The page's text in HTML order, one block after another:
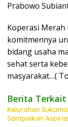
Prabowo
Koperasi Merah
komitmennya
bidang usaha
sehat serta
masyarakat…(
Berita Terkait
Kelurahan
Sampaikan